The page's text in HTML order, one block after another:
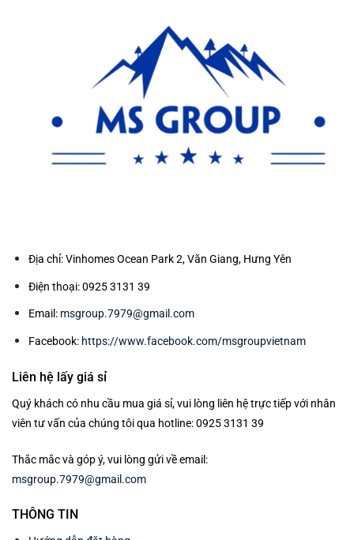
Địa chỉ: Vinhomes Ocean Park 2, Văn Giang, Hưng Yên
Điện thoại: 0925 3131 39
Email: msgroup.7979@gmail.com
Facebook: https://www.facebook.com/msgroupvietnam
Liên hệ lấy giá sỉ
Quý khách có nhu cầu mua giá sỉ, vui lòng liên hệ trực tiếp với nhân
viên tư vấn của chúng tôi qua hotline: 0925 3131 39
Thắc mắc và góp ý, vui lòng gửi về email:
msgroup.7979@gmail.com
THÔNG TIN